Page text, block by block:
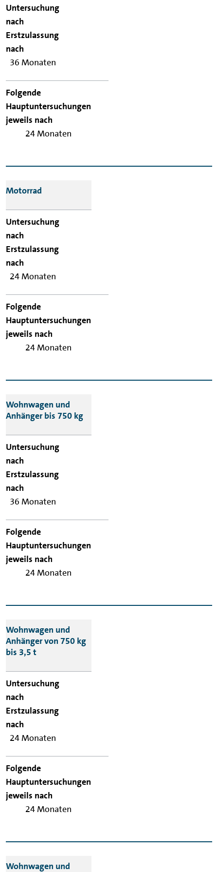
Untersuchung nach
Erstzulassung nach
Hauptuntersuchungen
jeweils nach
36 Monaten
24 Monaten
Motorrad
24 Monaten
24 Monaten
Wohnwagen und
Anhänger bis 750 kg
36 Monaten
24 Monaten
Wohnwagen und
Anhänger von 750 kg
bis 3,5 t
24 Monaten
24 Monaten
Wohnwagen und